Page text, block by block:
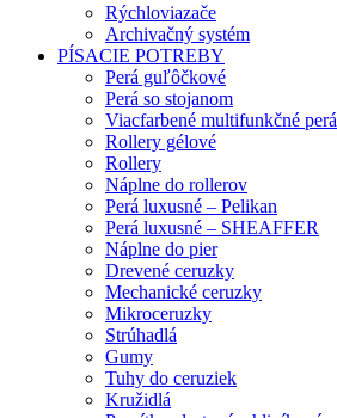
Rýchloviazače
Archivačný systém
PÍSACIE POTREBY
Perá guľôčkové
Perá so stojanom
Viacfarbené multifunkčné perá
Rollery gélové
Rollery
Náplne do rollerov
Perá luxusné – Pelikan
Perá luxusné – SHEAFFER
Náplne do pier
Drevené ceruzky
Mechanické ceruzky
Mikroceruzky
Strúhadlá
Gumy
Tuhy do ceruziek
Kružidlá